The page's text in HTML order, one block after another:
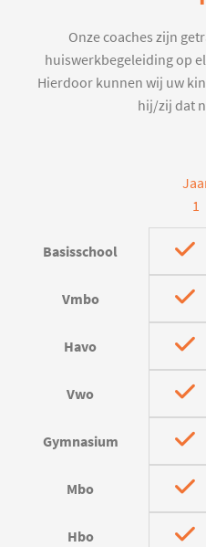
Onze coaches zijn
huiswerkbegeleiding op
Hierdoor kunnen wij uw
hij/zij dat
1
Basisschool
Vmbo
Havo
Vwo
Gymnasium
Mbo
Hbo